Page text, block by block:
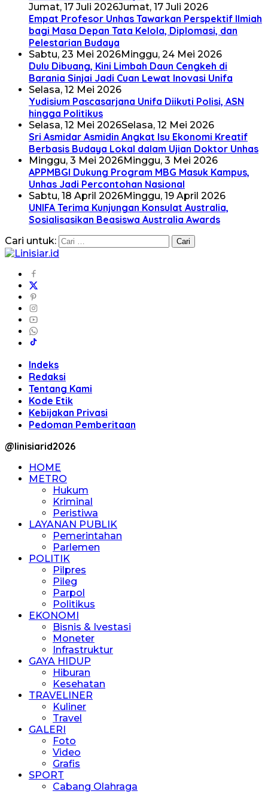
Jumat, 17 Juli 2026Jumat, 17 Juli 2026
Empat Profesor Unhas Tawarkan Perspektif Ilmiah
bagi Masa Depan Tata Kelola, Diplomasi, dan
Pelestarian Budaya
Sabtu, 23 Mei 2026Minggu, 24 Mei 2026
Dulu Dibuang, Kini Limbah Daun Cengkeh di
Barania Sinjai Jadi Cuan Lewat Inovasi Unifa
Selasa, 12 Mei 2026
Yudisium Pascasarjana Unifa Diikuti Polisi, ASN
hingga Politikus
Selasa, 12 Mei 2026Selasa, 12 Mei 2026
Sri Asmidar Asmidin Angkat Isu Ekonomi Kreatif
Berbasis Budaya Lokal dalam Ujian Doktor Unhas
Minggu, 3 Mei 2026Minggu, 3 Mei 2026
APPMBGI Dukung Program MBG Masuk Kampus,
Unhas Jadi Percontohan Nasional
Sabtu, 18 April 2026Minggu, 19 April 2026
UNIFA Terima Kunjungan Konsulat Australia,
Sosialisasikan Beasiswa Australia Awards
Cari untuk:
Indeks
Redaksi
Tentang Kami
Kode Etik
Kebijakan Privasi
Pedoman Pemberitaan
@linisiarid2026
HOME
METRO
Hukum
Kriminal
Peristiwa
LAYANAN PUBLIK
Pemerintahan
Parlemen
POLITIK
Pilpres
Pileg
Parpol
Politikus
EKONOMI
Bisnis & Ivestasi
Moneter
Infrastruktur
GAYA HIDUP
Hiburan
Kesehatan
TRAVELINER
Kuliner
Travel
GALERI
Foto
Video
Grafis
SPORT
Cabang Olahraga